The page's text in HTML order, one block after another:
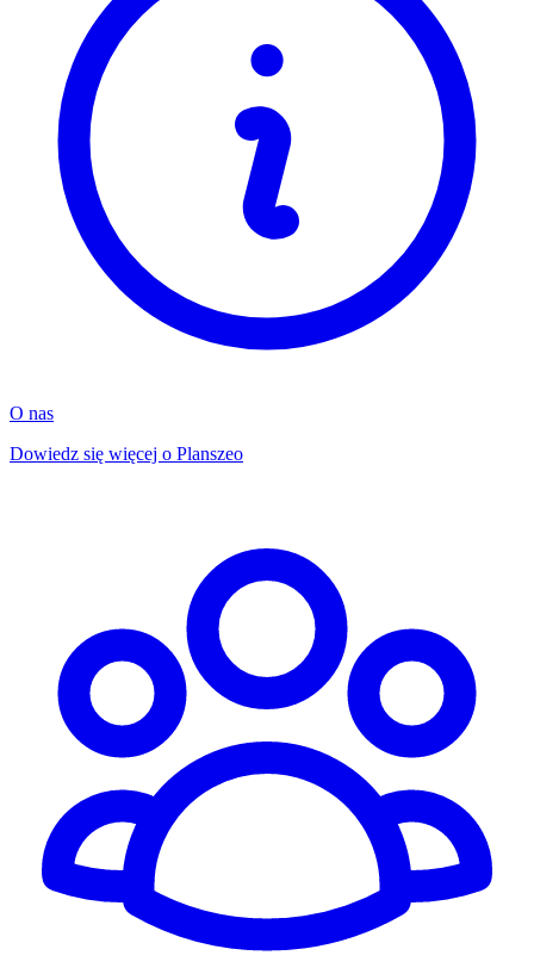
O nas
Dowiedz się więcej o Planszeo